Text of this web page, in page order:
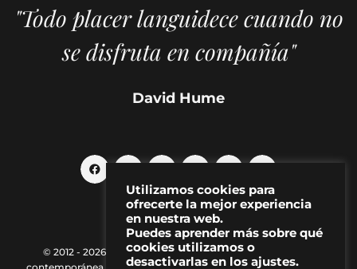
"Todo placer languidece cuando no
se disfruta en compañía"
David Hume
© 2012 - 2026 MAKMA | Revista de artes visuales y cultura
Utilizamos cookies para
ofrecerte la mejor experiencia
en nuestra web.
Puedes aprender más sobre qué
cookies utilizamos o
desactivarlas en los ajustes.